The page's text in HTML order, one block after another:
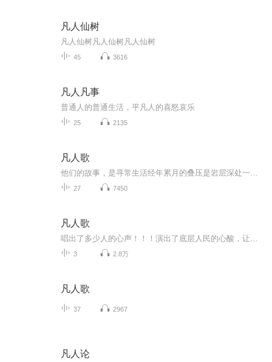
凡人仙树
凡人仙树凡人仙树凡人仙树
45 3616
凡人凡事
普通人的普通生活，平凡人的喜怒哀乐
25 2135
凡人歌
27 7450
凡人歌
3 2.8万
凡人歌
37 2967
凡人论